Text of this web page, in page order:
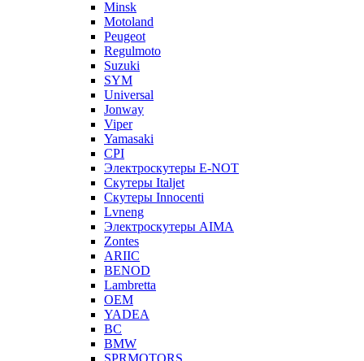
Minsk
Motoland
Peugeot
Regulmoto
Suzuki
SYM
Universal
Jonway
Viper
Yamasaki
CPI
Электроскутеры E-NOT
Скутеры Italjet
Скутеры Innocenti
Lvneng
Электроскутеры AIMA
Zontes
ARIIC
BENOD
Lambretta
OEM
YADEA
BC
BMW
SPRMOTORS